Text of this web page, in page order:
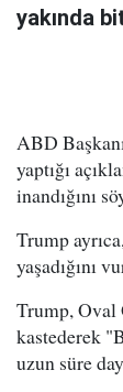
yakında
ABD
yaptığı
inandığını
Trump
yaşadığını
Trump, Oval
kastederek
uzun süre